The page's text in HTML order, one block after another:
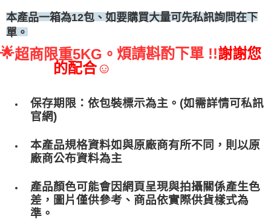
本產品一箱為12包、 如要購買大量可先私訊詢問在下
單。
🌟超商限重5KG。 煩請斟酌下單 !!謝謝您
的配合☺
保存期限：依包裝標示為主。(如需詳情可私訊
官網)
本產品規格資料如與原廠商有所不同，則以原
廠商公布資料為主
產品顏色可能會因網頁呈現與拍攝關係產生色
差，圖片僅供參考、商品依實際供貨樣式為
準。